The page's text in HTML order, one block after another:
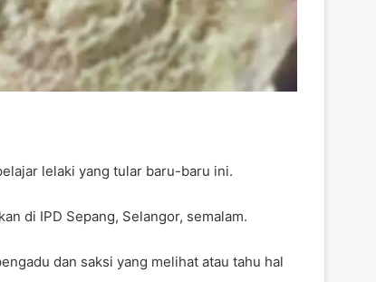
lelaki yang tular baru-baru ini.
di IPD Sepang, Selangor, semalam.
dan saksi yang melihat atau tahu hal